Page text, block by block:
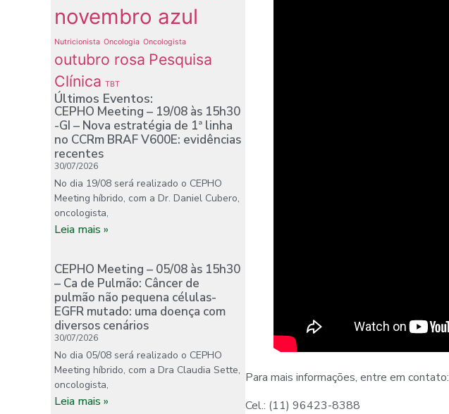
novembro azul
Nutricionista Oncologia Oncologista
outubro rosa Pesquisa
Clínica TBT
Últimos Eventos:
CEPHO Meeting – 19/08 às 15h30
-GI – Nova estratégia de 1ª linha
no CCRm BRAF V600E: evidências
recentes
30/07/2026
No dia 19/08 será realizado o CEPHO
Meeting híbrido, com a Dr. Daniel Cubero,
oncologista,
Leia mais »
CEPHO Meeting – 05/08 às 15h30
– Ca de Pulmão: Câncer de
pulmão não pequena células-
EGFR mutado: uma doença com
diversos cenários
30/07/2026
No dia 05/08 será realizado o CEPHO
Meeting híbrido, com a Dra Claudia Sette,
oncologista,
Leia mais »
Para mais informações, entre em contato:
Cel.: (11) 96423-8388